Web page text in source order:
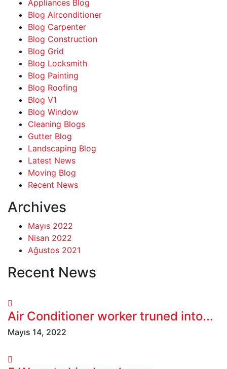
Appliances Blog
Blog Airconditioner
Blog Carpenter
Blog Construction
Blog Grid
Blog Locksmith
Blog Painting
Blog Roofing
Blog V1
Blog Window
Cleaning Blogs
Gutter Blog
Landscaping Blog
Latest News
Moving Blog
Recent News
Archives
Mayıs 2022
Nisan 2022
Ağustos 2021
Recent News
Air Conditioner worker truned into...
Mayıs 14, 2022